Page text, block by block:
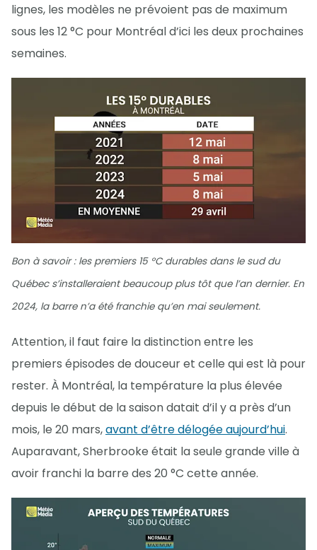
lignes, les modèles ne prévoient pas de maximum
sous les 12 °C pour Montréal d’ici les deux prochaines
semaines.
Bon à savoir : les premiers 15 °C durables dans le sud du
Québec s’installeraient beaucoup plus tôt que l’an dernier. En
2024, la barre n’a été franchie qu’en mai seulement.
Attention, il faut faire la distinction entre les
premiers épisodes de douceur et celle qui est là pour
rester. À Montréal, la température la plus élevée
depuis le début de la saison datait d’il y a près d’un
mois, le 20 mars,avant d’être délogée aujourd’hui.
Auparavant, Sherbrooke était la seule grande ville à
avoir franchi la barre des 20 °C cette année.